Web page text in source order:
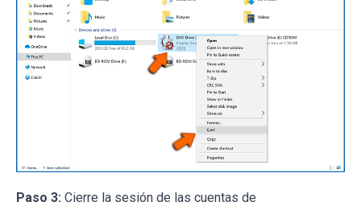
Paso 3: Cierre la sesión de las cuentas de